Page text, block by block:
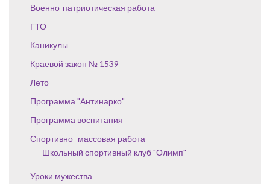
Военно-патриотическая работа
ГТО
Каникулы
Краевой закон № 1539
Лето
Программа "Антинарко"
Программа воспитания
Спортивно- массовая работа
Школьный спортивный клуб "Олимп"
Уроки мужества